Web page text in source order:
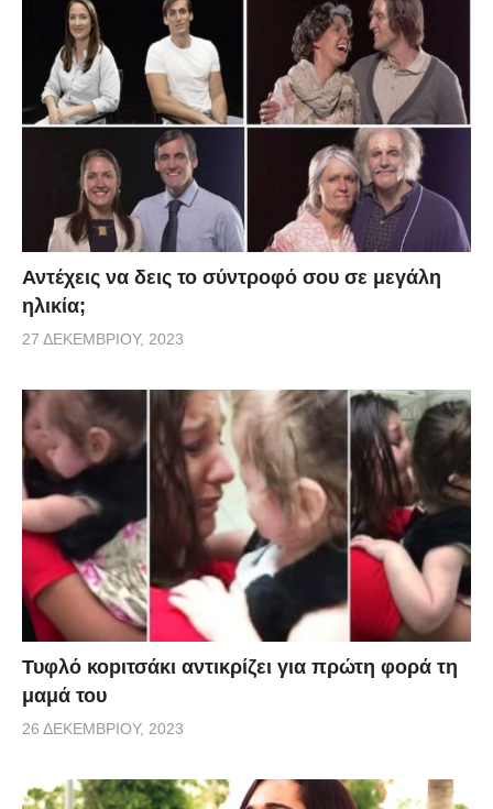
Αντέχεις να δεις το σύντροφό σου σε μεγάλη
ηλικία;
27 ΔΕΚΕΜΒΡΊΟΥ, 2023
Τυφλό κοpιτσάκι αντικρίζει για πρώτη φορά τη
μαμά του
26 ΔΕΚΕΜΒΡΊΟΥ, 2023